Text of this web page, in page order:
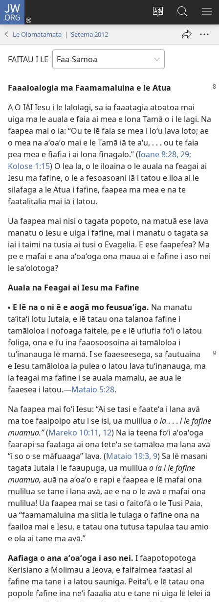
JW.ORG
Sui
gagana
o
le
tafaʻilagi
Log
isi
Suʻe
le
Le Olomatamata | Setema 2012
FAITAU I LE
Faaaloalogia ma Faamamaluina e le Atua
A O IAI Iesu i le lalolagi, sa ia faaatagia atoatoa mai
uiga ma le auala e faia ai mea e lona Tamā o i le lagi. Na
faapea mai o ia: “Ou te lē faia se mea i loʻu lava loto; ae
o mea na aʻoaʻo mai e le Tamā iā te aʻu, . . . ou te faia
pea mea e fiafia i ai lona finagalo.” (Ioane 8:28, 29;
Kolose 1:15) O lea la, o le iloaina o le auala na feagai ai
Iesu ma fafine, o le a fesoasoani iā i tatou e iloa ai le
silafaga a le Atua i fafine, faapea ma mea e na te
faatalitalia mai iā i latou.
Ua faapea mai nisi o tagata popoto, na matuā ese lava
manatu o Iesu e uiga i fafine, mai i manatu o tagata sa
iai i taimi na tusia ai tusi o Evagelia. E ese faapefea? Ma
pe e mafai e ana aʻoaʻoga ona maua ai e fafine i aso nei
le saʻolotoga?
Auala na Feagai ai Iesu ma Fafine
▪ E lē na o ni ē e aogā mo feusuaʻiga. Na manatu
taʻitaʻi lotu Iutaia, e lē tatau ona talanoa fafine i
tamāloloa i nofoaga faitele, pe e lē ufiufia foʻi o latou
foliga, ona e iʻu ina faaosoosoina ai tamāloloa i
tuʻinanauga lē mamā. Ise faaeseesega, sa fautuaina
e Iesu tamāloloa ia pulea o latou lava tuʻinanauga, ma
ia feagai ma fafine i se auala mamalu, ae aua le
faaesea i latou.—Mataio 5:28.
Na faapea mai foʻi Iesu: “Ai se tasi e faateʻa i lana avā
ma toe faaipoipo atu i se isi, ua mulilua o ia . . . i le fafine
muamua.”(Mareko 10:11, 12) Na ia teena foʻi aʻoaʻoga
faarapi sa faataga ai ona teteʻa se tamāloa ma lana avā
“i so o se māfuaaga” lava. (Mataio 19:3, 9) Sa lē masani
tagata Iutaia i le faaupuga, ua mulilua o ia i le fafine
muamua, auā na aʻoaʻo e rapi e faapea e lē mafai ona
mulilua se tane i lana avā, ae e na o le avā e mafai ona
mulilua! Ua faapea mai se tasi o faitofā o le Tusi Paia,
ua “faamamaluina ma siitia le tulaga o fafine ona na
faailoa mai e Iesu, e tatau ona tutusa tapulaa tau amio
e ola ai tane ma avā.”
Aafiaga o ana aʻoaʻoga i aso nei. I faapotopotoga
Kerisiano a Molimau a Ieova, e faifaimea faatasi ai
fafine ma tane i a latou sauniga. Peitaʻi, e lē tatau ona
popole fafine ina neʻi faaalia atu e tane ni uiga lē lelei iā